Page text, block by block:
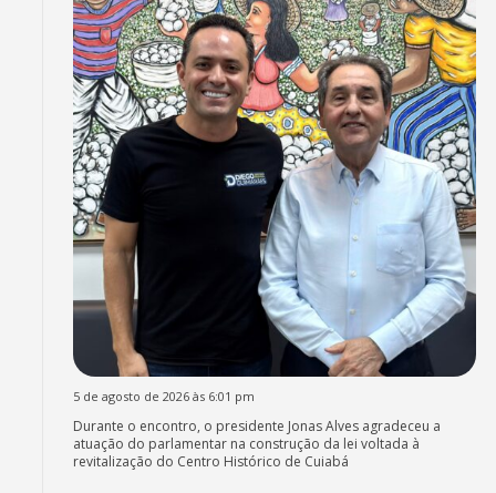
5 de agosto de 2026 às 6:01 pm
Durante o encontro, o presidente Jonas Alves agradeceu a
atuação do parlamentar na construção da lei voltada à
revitalização do Centro Histórico de Cuiabá